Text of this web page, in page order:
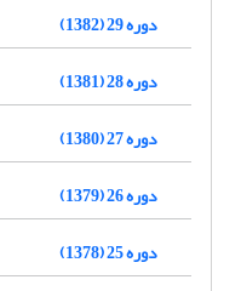
دوره 29 (1382)
دوره 28 (1381)
دوره 27 (1380)
دوره 26 (1379)
دوره 25 (1378)